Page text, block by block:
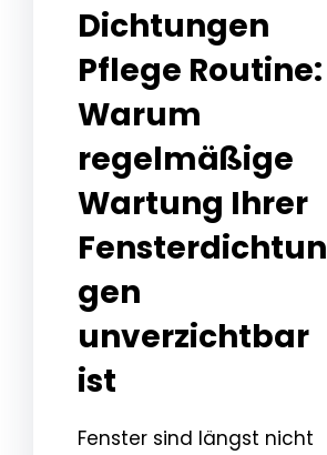
Dichtungen
Pflege Routine:
Warum
regelmäßige
Wartung Ihrer
Fensterdichtun
gen
unverzichtbar
ist
Fenster sind längst nicht